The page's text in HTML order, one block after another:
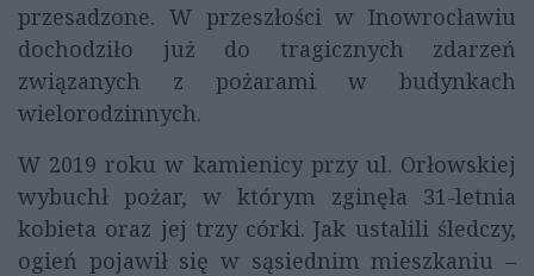
przesadzone. W przeszłości w Inowrocławiu
dochodziło już do tragicznych zdarzeń
związanych z pożarami w budynkach
wielorodzinnych.
W 2019 roku w kamienicy przy ul. Orłowskiej
wybuchł pożar, w którym zginęła 31-letnia
kobieta oraz jej trzy córki. Jak ustalili śledczy,
ogień pojawił się w sąsiednim mieszkaniu –